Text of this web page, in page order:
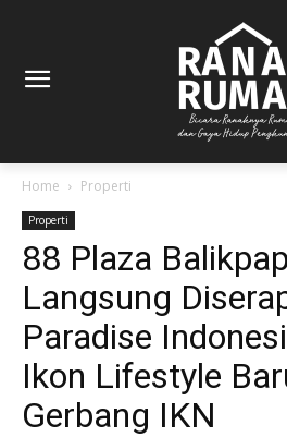
Home Properti
Properti
88 Plaza
Langsung
Paradise
Ikon Lifestyle
Gerbang IKN